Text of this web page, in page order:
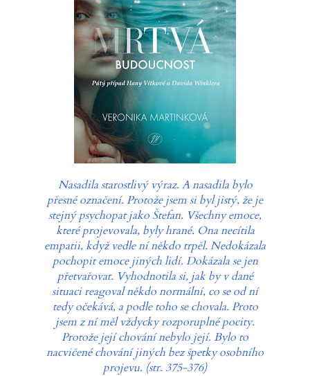
Nasadila starostlivý výraz. A nasadila bylo
přesné označení. Protože jsem si byl jistý, že je
stejný psychopat jako Štefan. Všechny emoce,
které projevovala, byly hrané. Ona necítila
empatii, když vedle ní někdo trpěl. Nedokázala
pochopit emoce jiných lidí. Dokázala se jen
přetvařovat. Vyhodnotila si, jak by v dané
situaci reagoval někdo normální, co se od ní
tedy očekává, a podle toho se chovala. Proto
jsem z ní měl vždycky rozporuplné pocity.
Protože její chování nebylo její. Bylo to
nacvičené chování jiných bez špetky osobního
projevu. (str. 375-376)